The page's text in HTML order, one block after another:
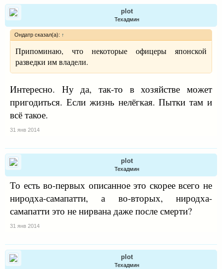
plot
Техадмин
Ондатр сказал(а): ↑
Припоминаю, что некоторые офицеры японской
разведки им владели.
Интересно. Ну да, так-то в хозяйстве может
пригодиться. Если жизнь нелёгкая. Пытки там и
всё такое.
31 янв 2014
plot
Техадмин
То есть во-первых описанное это скорее всего не
ниродха-самапатти, а во-вторых, ниродха-
самапатти это не нирвана даже после смерти?
31 янв 2014
plot
Техадмин